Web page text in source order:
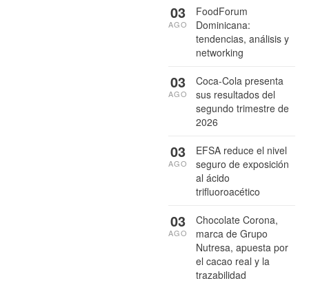
FoodForum
Dominicana:
tendencias, análisis y
networking
03
AGO
Coca-Cola presenta
sus resultados del
segundo trimestre de
2026
03
AGO
EFSA reduce el nivel
seguro de exposición
al ácido
trifluoroacético
03
AGO
Chocolate Corona,
marca de Grupo
Nutresa, apuesta por
el cacao real y la
trazabilidad
03
AGO